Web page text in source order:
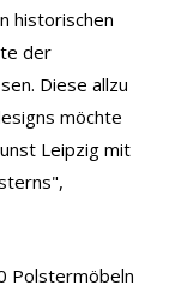
historischen
der
Diese allzu
möchte
Leipzig mit
Polstermöbeln